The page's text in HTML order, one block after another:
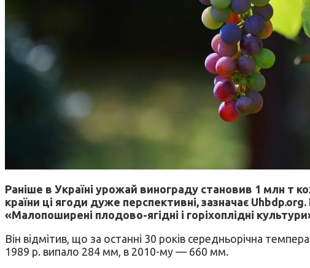
Раніше в Україні урожай винограду становив 1 млн т
країни ці ягоди дуже перспективні, зазначає
«Малопоширені плодово-ягідні і горіхоплідні
Він відмітив, що за останні 30 років середньорічна
1989 р. випало 284 мм, в 2010-му — 660 мм.